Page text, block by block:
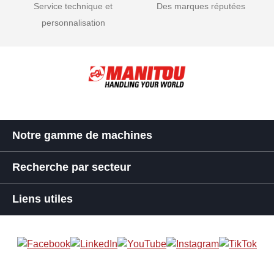
Service technique et
personnalisation
Des marques réputées
Notre gamme de machines
Recherche par secteur
Liens utiles